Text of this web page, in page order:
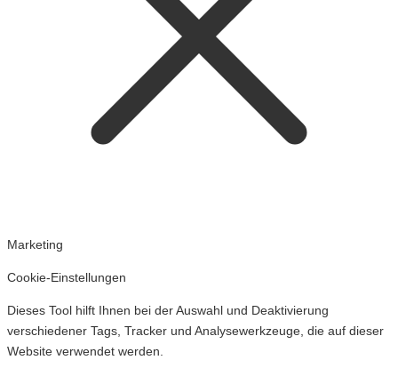
Marketing
Cookie-Einstellungen
Dieses Tool hilft Ihnen bei der Auswahl und Deaktivierung
verschiedener Tags, Tracker und Analysewerkzeuge, die auf dieser
Website verwendet werden.